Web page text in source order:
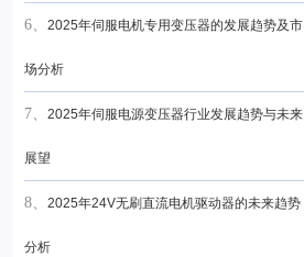
6、 2025年伺服电机专用变压器的发展趋势及市
场分析
7、 2025年伺服电源变压器行业发展趋势与未来
展望
8、 2025年24V无刷直流电机驱动器的未来趋势
分析